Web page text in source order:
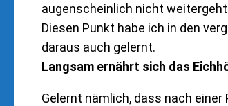
augenscheinlich nicht
Diesen Punkt habe ich in den
daraus auch gelernt.
Langsam ernährt sich das
Gelernt nämlich, dass nach